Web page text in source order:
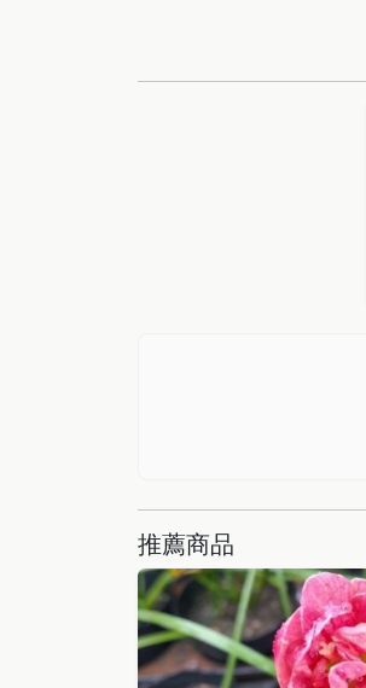
推薦商品